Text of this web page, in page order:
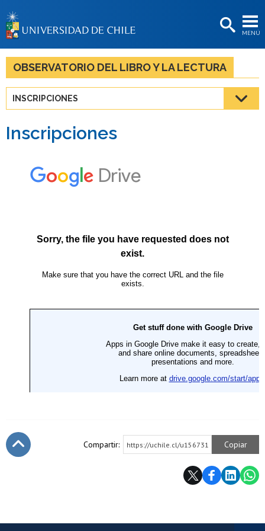
MENÚ
BIBLIOTECAS
LA UNIVERSIDAD
Estudiantes
Académicas/os
Egresadas/os
OBSERVATORIO DEL LIBRO Y LA LECTURA
INSCRIPCIONES
Inscripciones
Compartir: https://uchile.cl/u156731 Copiar